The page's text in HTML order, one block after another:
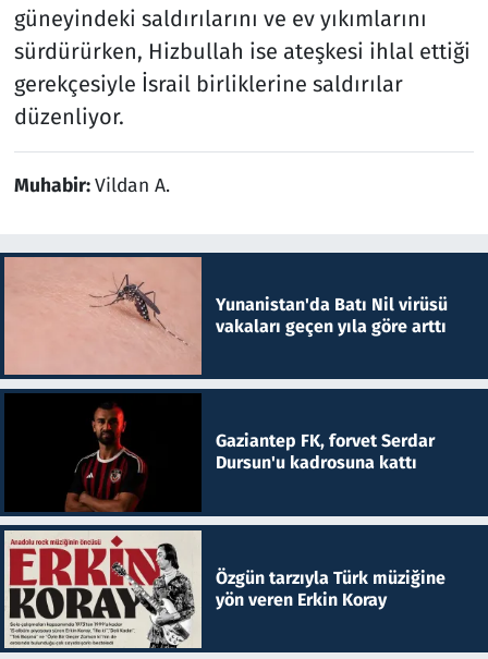
güneyindeki saldırılarını ve ev yıkımlarını
sürdürürken, Hizbullah ise ateşkesi ihlal ettiği
gerekçesiyle İsrail birliklerine saldırılar
düzenliyor.
Muhabir:Vildan A.
Yunanistan'da Batı Nil virüsü
vakaları geçen yıla göre arttı
Gaziantep FK, forvet Serdar
Dursun'u kadrosuna kattı
Özgün tarzıyla Türk müziğine
yön veren Erkin Koray